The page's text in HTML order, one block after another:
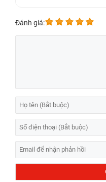
Đánh giá: